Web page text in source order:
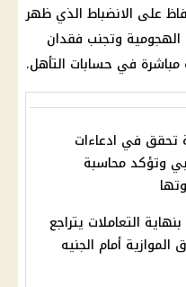
على الانضباط الذي ظهر
الهجومية وتجنب فقدان
في حسابات التأهل.
تحقق في ادعاءات
وتؤكد محاسبة
التعاملات يتراجع
أمام الجنيه